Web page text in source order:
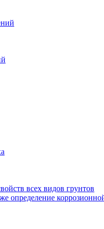
всех видов грунтов
определение